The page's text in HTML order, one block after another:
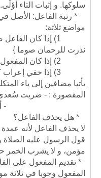
سلوكها. و إثبات التاء أَوْلَى.
* رتبة الفاعل: الأصل
مواضع ثلاثة:
1) إذا كان
نذرت للرحمان صوما }
3) إذا خفي
يأتيا مضافين إلى ياء
المقصورة : - ضربت
- أحضر
* هل يحذف الفاعل؟
لا يحذف الفاعل لأنه
قول الرسول عليه الصلاة
مؤمن، و لا يشرب الخمر
* تقديم المفعول على
المفعول وجوبا في ثلاثة